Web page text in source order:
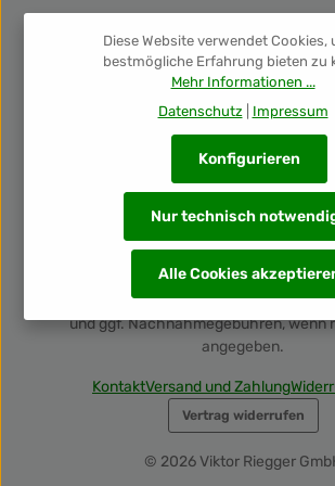
Newsletter
Unsere Auszeichnungen
Alle Preise inkl. gesetzl. Mehrwertsteuer
und ggf. Nachnahmegebühren, wenn
angegeben.
© 2026 Viktor Riegger
KontaktVersand und Zahlung
Vertrag widerrufen
Diese Website verwendet Cookies,
bestmögliche Erfahrung bieten zu
Mehr Informationen ...
Datenschutz| Impressum
Nur technisch
Konfigurieren
Alle Cookies